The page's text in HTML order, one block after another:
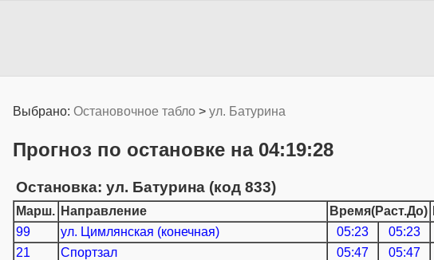
Выбрано: Остановочное табло > ул. Батурина
Прогноз по остановке на 04:19:28
Остановка: ул. Батурина (код 833)
Марш. Направление Время(Раст.До)
99
ул. Цимлянская (конечная) 05:23 05:23
21
Спортзал 05:47 05:47